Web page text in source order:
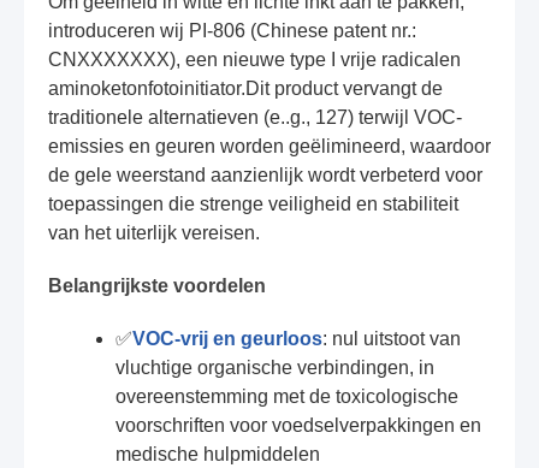
introduceren wij PI-806 (Chinese patent nr.:
CNXXXXXXX), een nieuwe type I vrije radicalen
aminoketonfotoinitiator.Dit product vervangt de
traditionele alternatieven (e..g., 127) terwijl VOC-
emissies en geuren worden geëlimineerd, waardoor
de gele weerstand aanzienlijk wordt verbeterd voor
toepassingen die strenge veiligheid en stabiliteit
van het uiterlijk vereisen.
Belangrijkste voordelen
✅VOC-vrij en geurloos: nul uitstoot van
vluchtige organische verbindingen, in
overeenstemming met de toxicologische
voorschriften voor voedselverpakkingen en
medische hulpmiddelen